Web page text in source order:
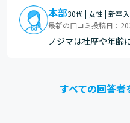
をすすめる」という
いことにも積極的に
ます。たとえ失敗し
その経験を次にどう
本部30代 | 女性 | 新卒
最新の口コミ投稿日：
ノジマは社歴や年齢
伸び伸びと働くこと
がないような新しい
すべての回答者